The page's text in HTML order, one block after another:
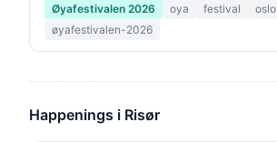
Øyafestivalen 2026 oya festival
oslo
øyafestivalen-2026
Happenings i Risør